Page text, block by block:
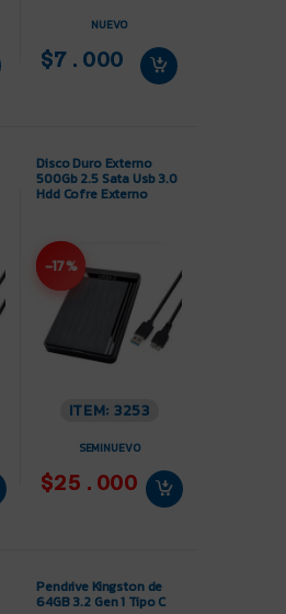
NUEVO
$7.000
Disco Duro Externo
500Gb 2.5 Sata Usb 3.0
Hdd Cofre Externo
-17%
ITEM: 3253
SEMINUEVO
$25.000
Pendrive Kingston de
64GB 3.2 Gen 1 Tipo C